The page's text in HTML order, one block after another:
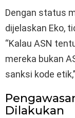
Dengan status
dijelaskan Eko,
“Kalau ASN
mereka bukan
sanksi kode
Dilakukan